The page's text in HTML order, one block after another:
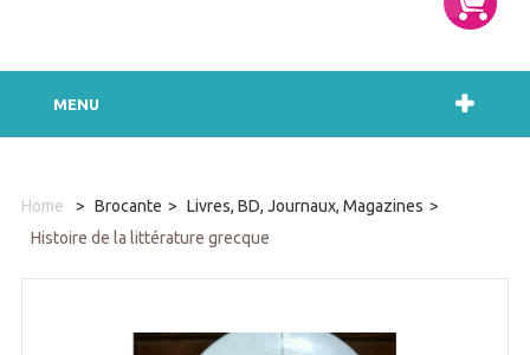
MENU
Home > Brocante > Livres, BD, Journaux, Magazines >
Histoire de la littérature grecque